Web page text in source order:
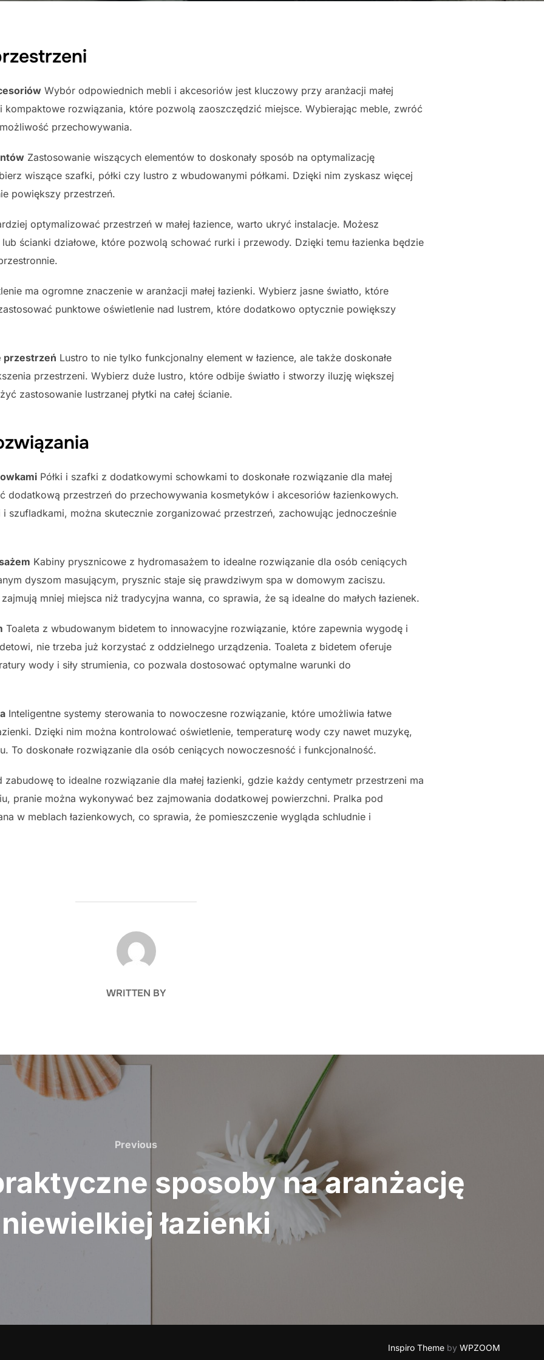
Wybór odpowiednich mebli i akcesoriów jest kluczowy przy aranżacji małej
kompaktowe rozwiązania, które pozwolą zaoszczędzić miejsce. Wybierając meble, zwróć
przechowywania.
Zastosowanie wiszących elementów to doskonały sposób na optymalizację
wiszące szafki, półki czy lustro z wbudowanymi półkami. Dzięki nim zyskasz więcej
powiększy przestrzeń.
optymalizować przestrzeń w małej łazience, warto ukryć instalacje. Możesz
ścianki działowe, które pozwolą schować rurki i przewody. Dzięki temu łazienka będzie
ma ogromne znaczenie w aranżacji małej łazienki. Wybierz jasne światło, które
punktowe oświetlenie nad lustrem, które dodatkowo optycznie powiększy
przestrzeń Lustro to nie tylko funkcjonalny element w łazience, ale także doskonałe
przestrzeni. Wybierz duże lustro, które odbije światło i stworzy iluzję większej
zastosowanie lustrzanej płytki na całej ścianie.
Półki i szafki z dodatkowymi schowkami to doskonałe rozwiązanie dla małej
dodatkową przestrzeń do przechowywania kosmetyków i akcesoriów łazienkowych.
szufladkami, można skutecznie zorganizować przestrzeń, zachowując jednocześnie
Kabiny prysznicowe z hydromasażem to idealne rozwiązanie dla osób ceniących
dyszom masującym, prysznic staje się prawdziwym spa w domowym zaciszu.
mniej miejsca niż tradycyjna wanna, co sprawia, że są idealne do małych łazienek.
Toaleta z wbudowanym bidetem to innowacyjne rozwiązanie, które zapewnia wygodę i
nie trzeba już korzystać z oddzielnego urządzenia. Toaleta z bidetem oferuje
wody i siły strumienia, co pozwala dostosować optymalne warunki do
Inteligentne systemy sterowania to nowoczesne rozwiązanie, które umożliwia łatwe
Dzięki nim można kontrolować oświetlenie, temperaturę wody czy nawet muzykę,
To doskonałe rozwiązanie dla osób ceniących nowoczesność i funkcjonalność.
zabudowę to idealne rozwiązanie dla małej łazienki, gdzie każdy centymetr przestrzeni ma
pranie można wykonywać bez zajmowania dodatkowej powierzchni. Pralka pod
w meblach łazienkowych, co sprawia, że pomieszczenie wygląda schludnie i
POST AUTHOR
WRITTEN BY
Previous
Previous
sposoby na aranżację
niewielkiej łazienki
Inspiro Theme by WPZOOM